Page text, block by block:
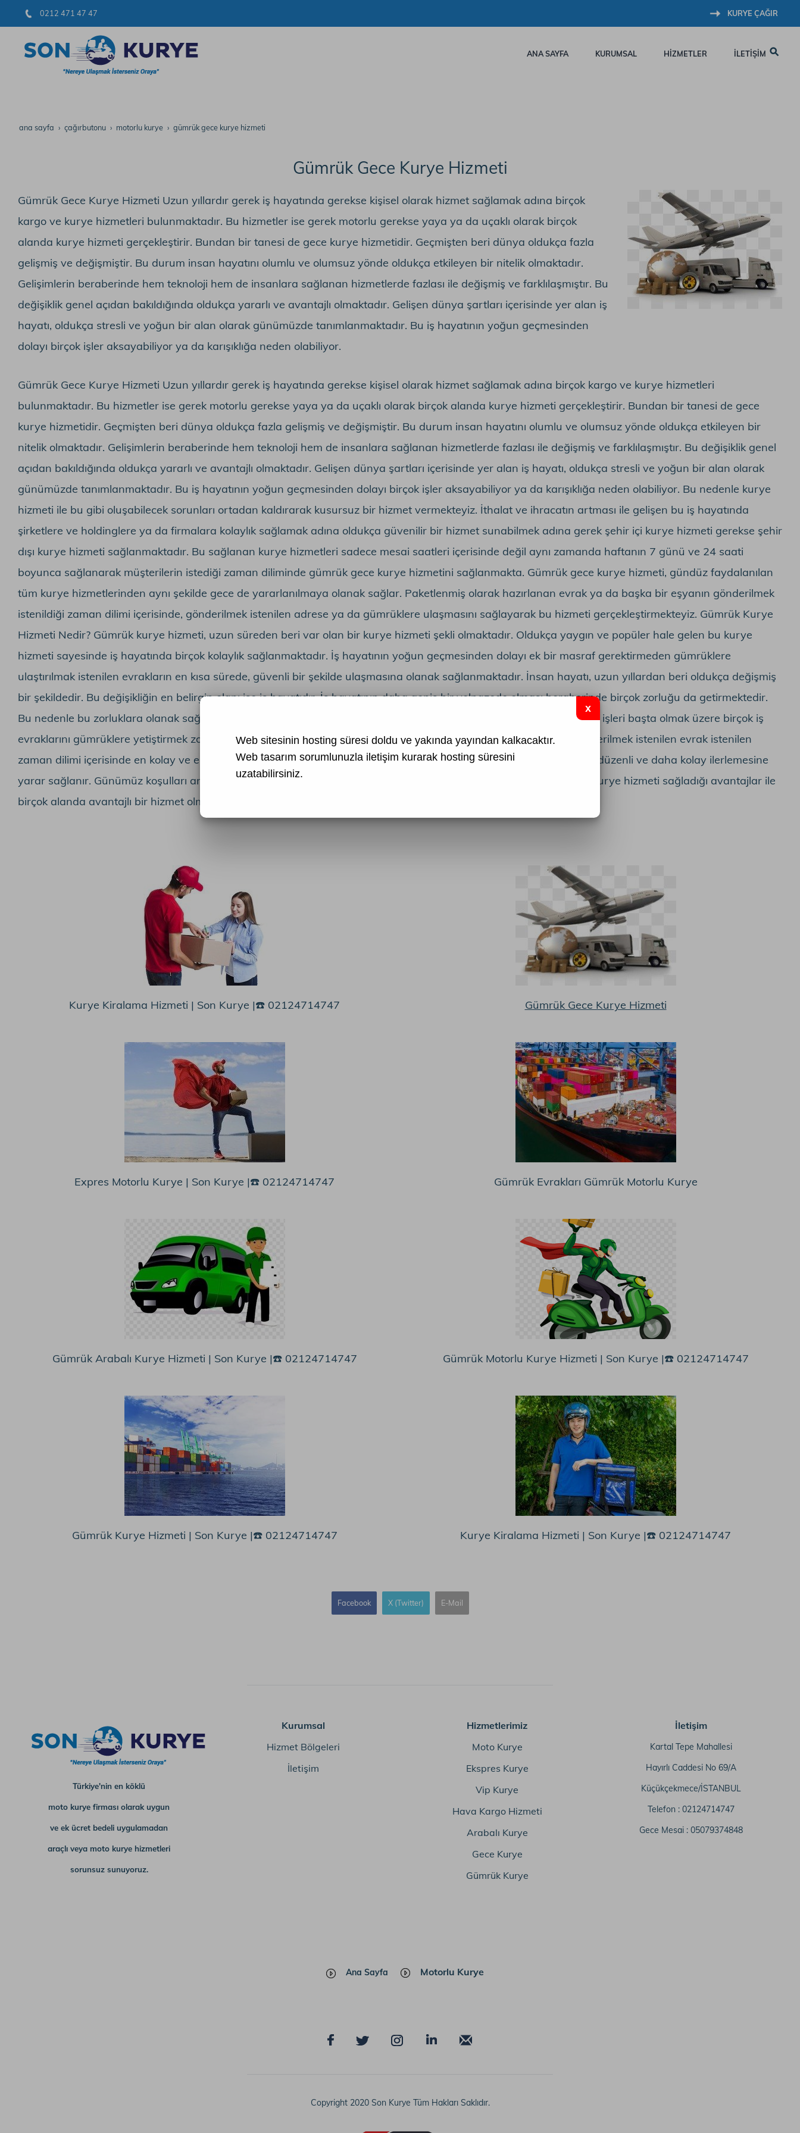
KURYE ÇAĞIR
0212 471 47 47
ANA SAYFA KURUMSAL HİZMETLER İLETİŞİM
ana sayfa çağırbutonu motorlu kurye gümrük gece kurye hizmeti
Gümrük Gece Kurye Hizmeti
Gümrük Gece Kurye Hizmeti Uzun yıllardır gerek iş hayatında gerekse kişisel olarak hizmet sağlamak adına birçok
kargo ve kurye hizmetleri bulunmaktadır. Bu hizmetler ise gerek motorlu gerekse yaya ya da uçaklı olarak birçok
alanda kurye hizmeti gerçekleştirir. Bundan bir tanesi de gece kurye hizmetidir. Geçmişten beri dünya oldukça fazla
gelişmiş ve değişmiştir. Bu durum insan hayatını olumlu ve olumsuz yönde oldukça etkileyen bir nitelik olmaktadır.
Gelişimlerin beraberinde hem teknoloji hem de insanlara sağlanan hizmetlerde fazlası ile değişmiş ve farklılaşmıştır. Bu
değişiklik genel açıdan bakıldığında oldukça yararlı ve avantajlı olmaktadır. Gelişen dünya şartları içerisinde yer alan iş
hayatı, oldukça stresli ve yoğun bir alan olarak günümüzde tanımlanmaktadır. Bu iş hayatının yoğun geçmesinden
dolayı birçok işler aksayabiliyor ya da karışıklığa neden olabiliyor.
Gümrük Gece Kurye Hizmeti Uzun yıllardır gerek iş hayatında gerekse kişisel olarak hizmet sağlamak adına birçok kargo ve kurye hizmetleri
bulunmaktadır. Bu hizmetler ise gerek motorlu gerekse yaya ya da uçaklı olarak birçok alanda kurye hizmeti gerçekleştirir. Bundan bir tanesi de gece
kurye hizmetidir. Geçmişten beri dünya oldukça fazla gelişmiş ve değişmiştir. Bu durum insan hayatını olumlu ve olumsuz yönde oldukça etkileyen bir
nitelik olmaktadır. Gelişimlerin beraberinde hem teknoloji hem de insanlara sağlanan hizmetlerde fazlası ile değişmiş ve farklılaşmıştır. Bu değişiklik genel
açıdan bakıldığında oldukça yararlı ve avantajlı olmaktadır. Gelişen dünya şartları içerisinde yer alan iş hayatı, oldukça stresli ve yoğun bir alan olarak
günümüzde tanımlanmaktadır. Bu iş hayatının yoğun geçmesinden dolayı birçok işler aksayabiliyor ya da karışıklığa neden olabiliyor. Bu nedenle kurye
hizmeti ile bu gibi oluşabilecek sorunları ortadan kaldırarak kusursuz bir hizmet vermekteyiz. İthalat ve ihracatın artması ile gelişen bu iş hayatında
şirketlere ve holdinglere ya da firmalara kolaylık sağlamak adına oldukça güvenilir bir hizmet sunabilmek adına gerek şehir içi kurye hizmeti gerekse şehir
dışı kurye hizmeti sağlanmaktadır. Bu sağlanan kurye hizmetleri sadece mesai saatleri içerisinde değil aynı zamanda haftanın 7 günü ve 24 saati
boyunca sağlanarak müşterilerin istediği zaman diliminde gümrük gece kurye hizmetini sağlanmakta. Gümrük gece kurye hizmeti, gündüz faydalanılan
tüm kurye hizmetlerinden aynı şekilde gece de yararlanılmaya olanak sağlar. Paketlenmiş olarak hazırlanan evrak ya da başka bir eşyanın gönderilmek
istenildiği zaman dilimi içerisinde, gönderilmek istenilen adrese ya da gümrüklere ulaşmasını sağlayarak bu hizmeti gerçekleştirmekteyiz. Gümrük Kurye
Hizmeti Nedir? Gümrük kurye hizmeti, uzun süreden beri var olan bir kurye hizmeti şekli olmaktadır. Oldukça yaygın ve popüler hale gelen bu kurye
hizmeti sayesinde iş hayatında birçok kolaylık sağlanmaktadır. İş hayatının yoğun geçmesinden dolayı ek bir masraf gerektirmeden gümrüklere
ulaştırılmak istenilen evrakların en kısa sürede, güvenli bir şekilde ulaşmasına olanak sağlanmaktadır. İnsan hayatı, uzun yıllardan beri oldukça değişmiş
bir şekildedir. Bu değişikliğin en belirgin olanı ise iş hayatıdır. İş hayatının daha geniş bir yelpazede olması beraberinde birçok zorluğu da getirmektedir.
Bu nedenle bu zorluklara olanak sağlamamak ve kolaylık sağlamak adına şirketler, gerçekleştirildiği ithalat ve ihracat işleri başta olmak üzere birçok iş
evraklarını gümrüklere yetiştirmek zorunda olmaktadırlar. Bu nedenle gümrük kurye hizmeti olanağı sayesinde gönderilmek istenilen evrak istenilen
zaman dilimi içerisinde en kolay ve en hızlı bir şekilde gümrüklere ulaştırılmaktadır. Bu olanak sayesinde işlerin daha düzenli ve daha kolay ilerlemesine
yarar sağlanır. Günümüz koşulları artık daha hızlı gerçekleşen işleyişleri tercih etmemize neden olduğu için gümrük kurye hizmeti sağladığı avantajlar ile
birçok alanda avantajlı bir hizmet olma özelliğindedir.
Kurye Kiralama Hizmeti | Son Kurye |☎️ 02124714747 Gümrük Gece Kurye Hizmeti
Expres Motorlu Kurye | Son Kurye |☎️ 02124714747 Gümrük Evrakları Gümrük Motorlu Kurye
Gümrük Arabalı Kurye Hizmeti | Son Kurye |☎️ 02124714747 Gümrük Motorlu Kurye Hizmeti | Son Kurye |☎️ 02124714747
Gümrük Kurye Hizmeti | Son Kurye |☎️ 02124714747 Kurye Kiralama Hizmeti | Son Kurye |☎️ 02124714747
Web sitesinin hosting süresi doldu ve yakında yayından kalkacaktır.
Web tasarım sorumlunuzla iletişim kurarak hosting süresini
uzatabilirsiniz.
Facebook X (Twitter) E-Mail
Türkiye'nin en köklü
moto kurye firması olarak uygun
ve ek ücret bedeli uygulamadan
araçlı veya moto kurye hizmetleri
sorunsuz sunuyoruz.
Kurumsal
Hizmet Bölgeleri
İletişim
Hizmetlerimiz
Moto Kurye
Ekspres Kurye
Vip Kurye
Hava Kargo Hizmeti
Arabalı Kurye
Gece Kurye
Gümrük Kurye
İletişim
Kartal Tepe Mahallesi
Hayırlı Caddesi No 69/A
Küçükçekmece/İSTANBUL
Telefon : 02124714747
Gece Mesai : 05079374848
Ana Sayfa Motorlu Kurye
Copyright 2020 Son Kurye Tüm Hakları Saklıdır.